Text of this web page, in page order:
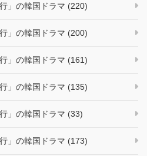
」の韓国ドラマ (220)
」の韓国ドラマ (200)
」の韓国ドラマ (161)
」の韓国ドラマ (135)
」の韓国ドラマ (33)
」の韓国ドラマ (173)